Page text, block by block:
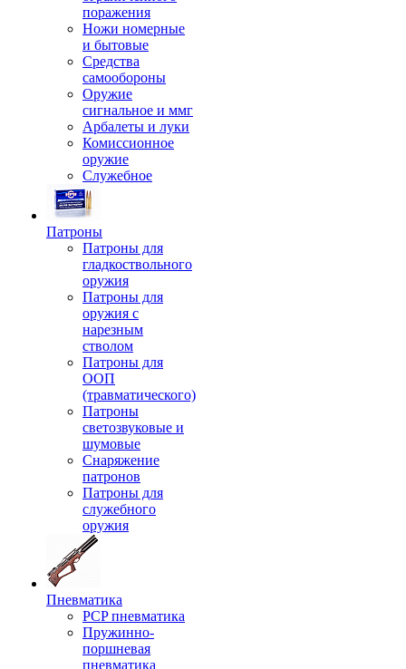
поражения
Ножи номерные
и бытовые
Средства
самообороны
Оружие
сигнальное и ммг
Арбалеты и луки
Комиссионное
оружие
Служебное
Патроны
Патроны для
гладкоствольного
оружия
Патроны для
оружия с
нарезным
стволом
Патроны для
ООП
(травматического)
Патроны
светозвуковые и
шумовые
Снаряжение
патронов
Патроны для
служебного
оружия
Пневматика
PCP пневматика
Пружинно-
поршневая
пневматика